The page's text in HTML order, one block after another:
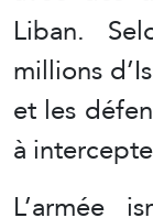
Liban.
millions
et les
à
L’armée